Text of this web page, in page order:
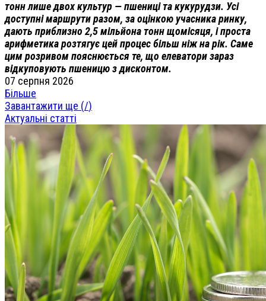
тонн лише двох культур — пшениці та кукурудзи. Усі
доступні маршрути разом, за оцінкою учасника ринку,
дають приблизно 2,5 мільйона тонн щомісяця, і проста
арифметика розтягує цей процес більш ніж на рік. Саме
цим розривом пояснюється те, що елеватори зараз
відкуповують пшеницю з дисконтом.
07 серпня 2026
Більше
Завантажити ще (/)
Актуальні статті